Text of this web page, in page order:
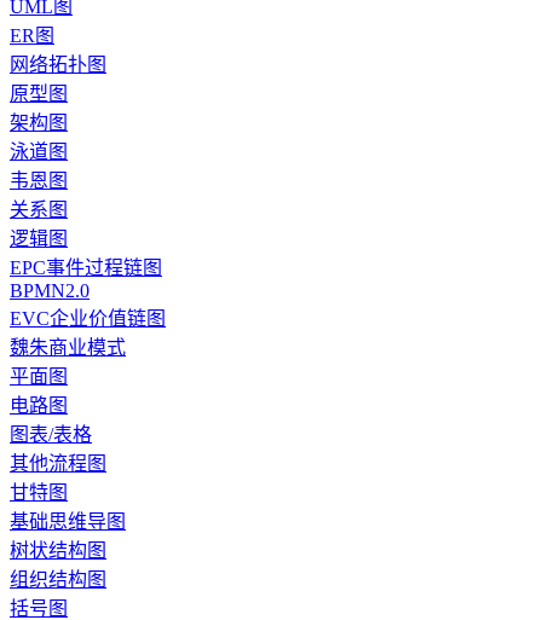
UML图
ER图
网络拓扑图
原型图
架构图
泳道图
韦恩图
关系图
逻辑图
EPC事件过程链图
BPMN2.0
EVC企业价值链图
魏朱商业模式
平面图
电路图
图表/表格
其他流程图
甘特图
基础思维导图
树状结构图
组织结构图
括号图